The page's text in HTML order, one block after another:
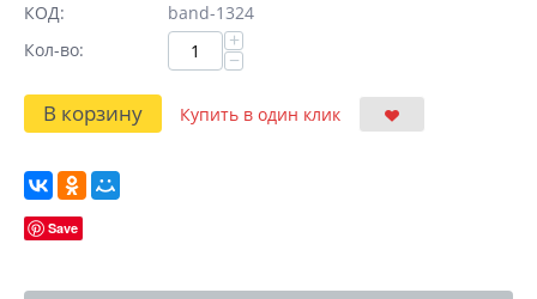
КОД:
band-1324
Кол-во:
+
−
В корзину Купить в один клик
Save